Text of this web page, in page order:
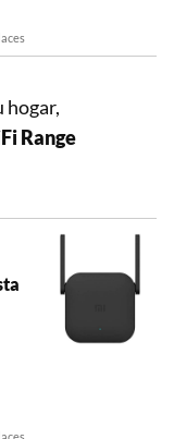
hogar,
Range